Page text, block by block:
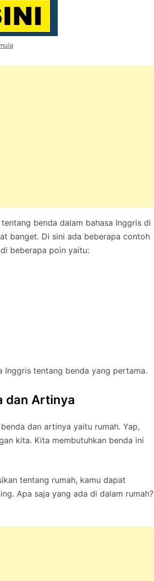
benda dalam bahasa Inggris di
banget. Di sini ada beberapa contoh
beberapa poin yaitu:
tentang benda yang pertama.
dan Artinya
dan artinya yaitu rumah. Yap,
kita. Kita membutuhkan benda ini
tentang rumah, kamu dapat
Apa saja yang ada di dalam rumah?